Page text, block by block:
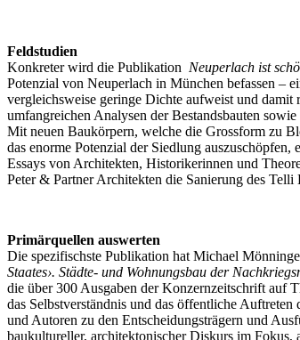
Feldstudien
Konkreter wird die Publikation Neuperlach ist
Potenzial von Neuperlach in München befassen –
vergleichsweise geringe Dichte aufweist und
umfangreichen Analysen der Bestandsbauten
Mit neuen Baukörpern, welche die Grossform zu
das enorme Potenzial der Siedlung
Essays von Architekten, Historikerinnen und
Peter & Partner Architekten die Sanierung des
Primärquellen auswerten
Die spezifischste Publikation hat Michael
Staates›. Städte- und Wohnungsbau der
die über 300 Ausgaben der Konzernzeitschrift auf
das Selbstverständnis und das öffentliche
und Autoren zu den Entscheidungsträgern und
baukultureller, architektonischer Diskurs im